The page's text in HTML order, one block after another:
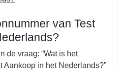
van Test
de vraag: “Wat is het
Aankoop in het Nederlands?”